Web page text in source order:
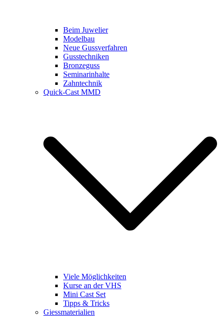
Beim Juwelier
Modelbau
Neue Gussverfahren
Gusstechniken
Bronzeguss
Seminarinhalte
Zahntechnik
Quick-Cast MMD
Viele Möglichkeiten
Kurse an der VHS
Mini Cast Set
Tipps & Tricks
Giessmaterialien